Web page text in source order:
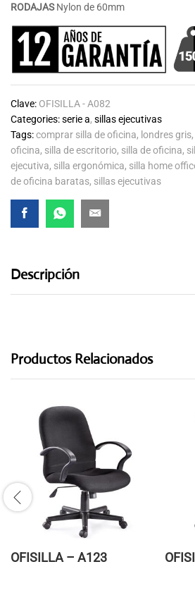
RODAJASNylon de 60mm
Clave: OFISILLA - A082
Categories:serie a, sillas ejecutivas
Tags:comprar silla de oficina, londres gris,
oficina, silla de escritorio, silla de oficina,
ejecutiva, silla ergonómica, silla home
de oficina baratas, sillas ejecutivas
Descripción
Productos Relacionados
OFISILLA – A123